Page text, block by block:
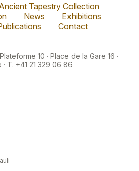
Tapestry Collection
News
Exhibitions
Contact
10 · Place de la Gare 16 ·
T. +41 21 329 06 86